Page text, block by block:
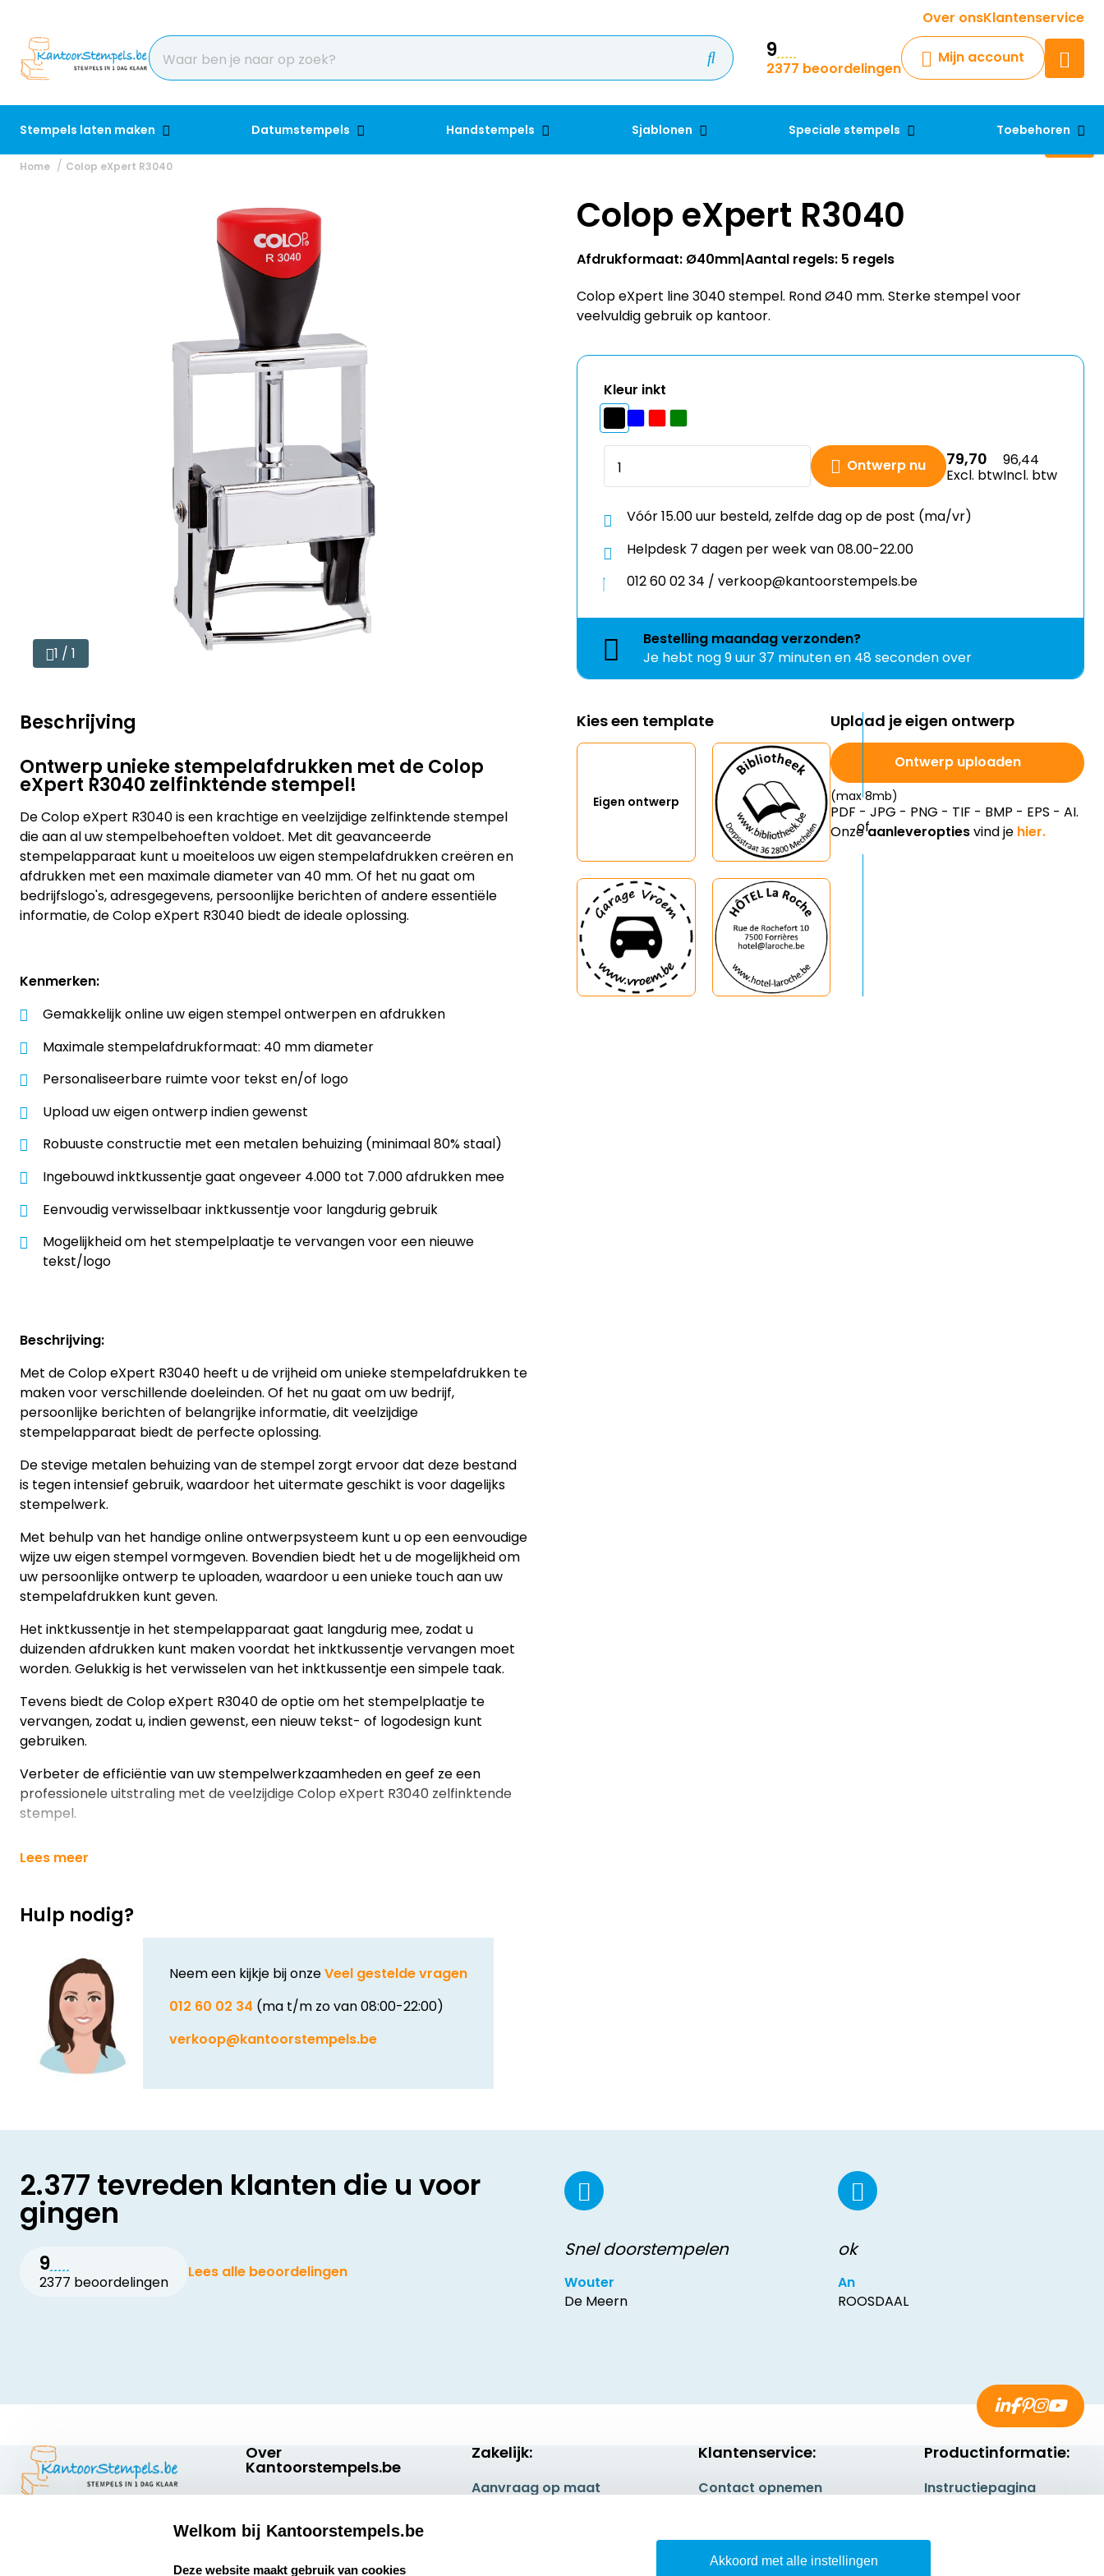
Over onsKlantenservice
9
2377 beoordelingen
Mijn account
Stempels laten maken Datumstempels Handstempels Sjablonen Speciale stempels Toebehoren
Krijg een antwoord op uw vraag
Chatbot
Chat 24/7 met onze chatbot
Contact
Home Colop eXpert R3040
1 / 1
Beschrijving
Ontwerp unieke stempelafdrukken met de Colop
eXpert R3040 zelfinktende stempel!
De Colop eXpert R3040 is een krachtige en veelzijdige zelfinktende stempel
die aan al uw stempelbehoeften voldoet. Met dit geavanceerde
stempelapparaat kunt u moeiteloos uw eigen stempelafdrukken creëren en
afdrukken met een maximale diameter van 40 mm. Of het nu gaat om
bedrijfslogo's, adresgegevens, persoonlijke berichten of andere essentiële
informatie, de Colop eXpert R3040 biedt de ideale oplossing.
Kenmerken:
Gemakkelijk online uw eigen stempel ontwerpen en afdrukken
Maximale stempelafdrukformaat: 40 mm diameter
Personaliseerbare ruimte voor tekst en/of logo
Upload uw eigen ontwerp indien gewenst
Robuuste constructie met een metalen behuizing (minimaal 80% staal)
Ingebouwd inktkussentje gaat ongeveer 4.000 tot 7.000 afdrukken mee
Eenvoudig verwisselbaar inktkussentje voor langdurig gebruik
Mogelijkheid om het stempelplaatje te vervangen voor een nieuwe
tekst/logo
Beschrijving:
Met de Colop eXpert R3040 heeft u de vrijheid om unieke stempelafdrukken te
maken voor verschillende doeleinden. Of het nu gaat om uw bedrijf,
persoonlijke berichten of belangrijke informatie, dit veelzijdige
stempelapparaat biedt de perfecte oplossing.
De stevige metalen behuizing van de stempel zorgt ervoor dat deze bestand
is tegen intensief gebruik, waardoor het uitermate geschikt is voor dagelijks
stempelwerk.
Met behulp van het handige online ontwerpsysteem kunt u op een eenvoudige
wijze uw eigen stempel vormgeven. Bovendien biedt het u de mogelijkheid om
uw persoonlijke ontwerp te uploaden, waardoor u een unieke touch aan uw
stempelafdrukken kunt geven.
Het inktkussentje in het stempelapparaat gaat langdurig mee, zodat u
duizenden afdrukken kunt maken voordat het inktkussentje vervangen moet
worden. Gelukkig is het verwisselen van het inktkussentje een simpele taak.
Tevens biedt de Colop eXpert R3040 de optie om het stempelplaatje te
vervangen, zodat u, indien gewenst, een nieuw tekst- of logodesign kunt
gebruiken.
Verbeter de efficiëntie van uw stempelwerkzaamheden en geef ze een
professionele uitstraling met de veelzijdige Colop eXpert R3040 zelfinktende
stempel.
Lees meer
Hulp nodig?
Neem een kijkje bij onzeVeel gestelde vragen
012 60 02 34 (ma t/m zo van 08:00-22:00)
verkoop@kantoorstempels.be
Colop eXpert R3040
Afdrukformaat: Ø40mm Aantal regels: 5 regels
Colop eXpert line 3040 stempel. Rond Ø40 mm. Sterke stempel voor
veelvuldig gebruik op kantoor.
Kleur inkt
Ontwerp nu 79,70
Excl. btw
96,44
Incl. btw
Vóór 15.00 uur besteld, zelfde dag op de post (ma/vr)
Helpdesk 7 dagen per week van 08.00-22.00
012 60 02 34 / verkoop@kantoorstempels.be
Bestelling maandagverzonden?
Je hebt nog9 uur 37 minuten en 48 seconden over
Kies een template
Eigen ontwerp
Upload je eigen ontwerp
Ontwerp uploaden
(max 8mb)
PDF - JPG - PNG - TIF - BMP - EPS - AI.
Onzeaanleveroptiesvind je hier.
2.377 tevreden klanten die u voor
gingen
9
2377 beoordelingen
Lees alle beoordelingen
Snel doorstempelen
Wouter
De Meern
ok
An
ROOSDAAL
Kantoorstempels.be
Over
Kantoorstempels.be
Bedrijfsgegevens
Extra informatie
Zakelijk:
Aanvraag op maat
Klantenservice:
Contact opnemen
Productinformatie:
Instructiepagina
Safety Sheets
Welkom bij Kantoorstempels.be
Deze website maakt gebruik van cookies
Akkoord met alle instellingen